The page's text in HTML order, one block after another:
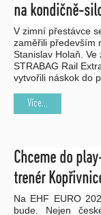
na kondičně-
V zimní přestávce
zaměřili především
Stanislav Holaň.
STRABAG Rail
vytvořili náskok do
Více...
Chceme do
trenér
Na EHF EURO
bude. Nejen